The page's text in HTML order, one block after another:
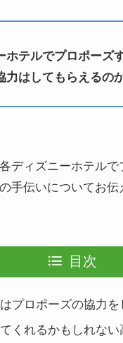
ホテルでプロポーズ
力はしてもらえるの
ディズニーホテル
手伝いについてお伝
目次
プロポーズの協力を
くれるかもしれない